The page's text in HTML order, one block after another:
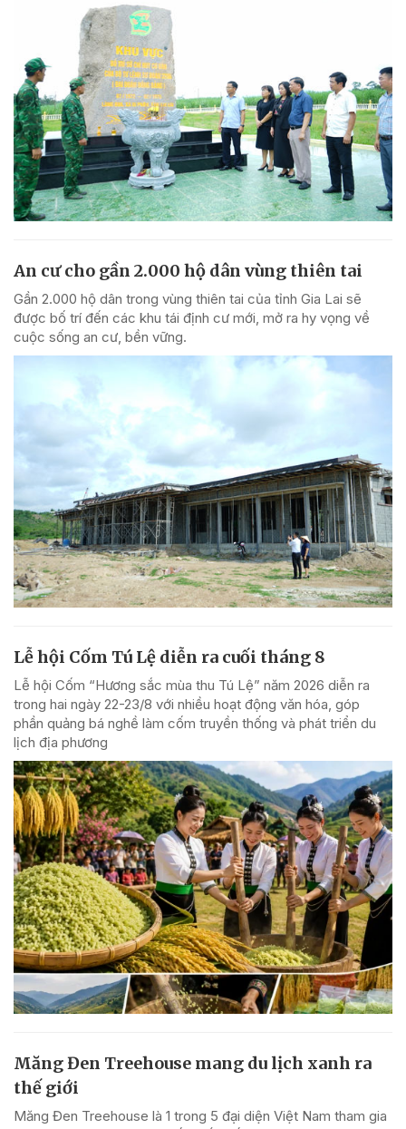
An cư cho gần 2.000 hộ dân vùng thiên tai
Gần 2.000 hộ dân trong vùng thiên tai của tỉnh Gia Lai sẽ
được bố trí đến các khu tái định cư mới, mở ra hy vọng về
cuộc sống an cư, bền vững.
Lễ hội Cốm Tú Lệ diễn ra cuối tháng 8
Lễ hội Cốm “Hương sắc mùa thu Tú Lệ” năm 2026 diễn ra
trong hai ngày 22-23/8 với nhiều hoạt động văn hóa, góp
phần quảng bá nghề làm cốm truyền thống và phát triển du
lịch địa phương
Măng Đen Treehouse mang du lịch xanh ra
thế giới
Măng Đen Treehouse là 1 trong 5 đại diện Việt Nam tham gia